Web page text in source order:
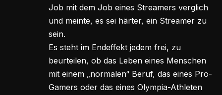
Job mit dem Job eines Streamers verglich
und meinte, es sei härter, ein Streamer zu
sein.
Es steht im Endeffekt jedem frei, zu
beurteilen, ob das Leben eines Menschen
mit einem „normalen“ Beruf, das eines Pro-
Gamers oder das eines Olympia-Athleten